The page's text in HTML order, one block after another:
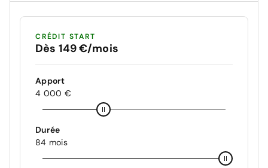
CRÉDIT START
Dès 149 €/mois
Apport
4 000 €
Durée
84 mois